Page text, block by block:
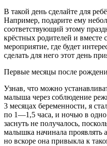
В такой день сделайте для
Например, подарите ему
соответствующий этому
крёстных родителей и вместе
мероприятие, где будет
сделать для него этот день
Первые месяцы после
Узнав, что можно
малыша через соблюдение
3 месяцах беременности, я
по 1—1,5 часа, и ночью в
заснуть не получалось,
малышка начинала проявлять
но вскоре она привыкла к